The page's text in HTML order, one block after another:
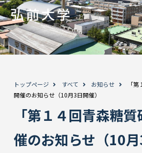
トップページ すべて お知らせ
「
開催のお知らせ（10月3日開催）
「第１４回青森糖
催のお知らせ（10月